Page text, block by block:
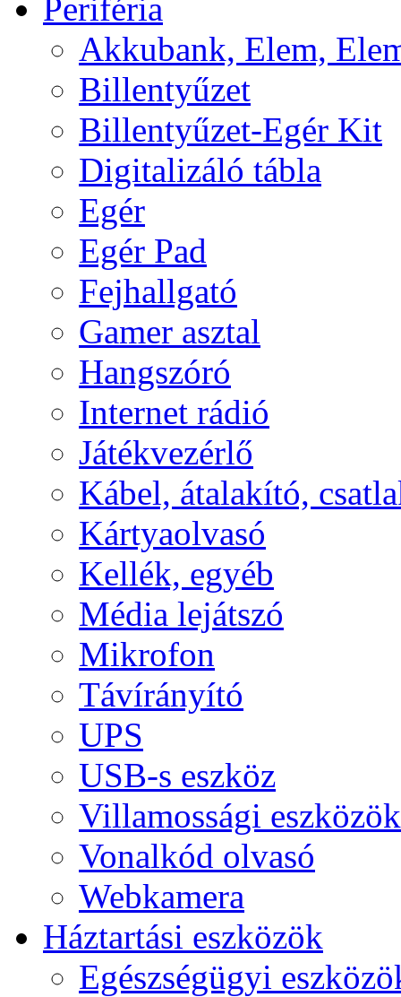
Periféria
Akkubank, Elem,
Billentyűzet
Billentyűzet-Egér Kit
Digitalizáló tábla
Egér
Egér Pad
Fejhallgató
Gamer asztal
Hangszóró
Internet rádió
Játékvezérlő
Kábel, átalakító,
Kártyaolvasó
Kellék, egyéb
Média lejátszó
Mikrofon
Távírányító
UPS
USB-s eszköz
Villamossági eszközök
Vonalkód olvasó
Webkamera
Háztartási eszközök
Egészségügyi